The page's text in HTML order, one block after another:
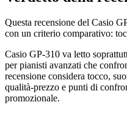
Questa recensione del Casio
con un criterio comparativo:
Casio GP-310 va letto
per pianisti avanzati che
recensione considera tocco,
qualità-prezzo e punti di
promozionale.